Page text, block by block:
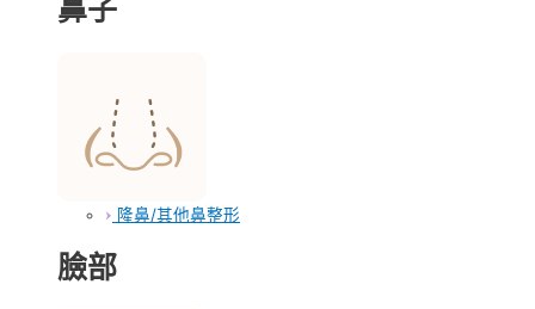
鼻子
隆鼻/其他鼻整形
臉部